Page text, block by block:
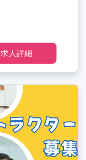
求人詳細